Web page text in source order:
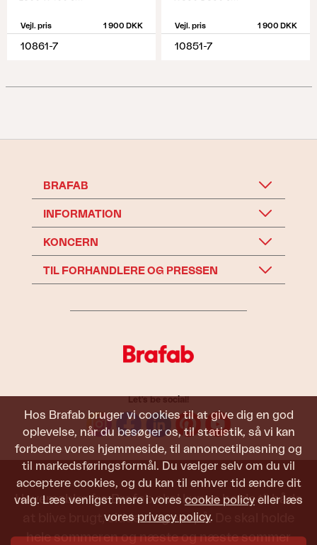
Hos Brafab bruger vi cookies til at give dig en god
oplevelse, når du besøger os, til statistik, så vi kan
forbedre vores hjemmeside, til annoncetilpasning og
til markedsføringsformål. Du vælger selv om du vil
acceptere cookies, og du kan til enhver tid ændre dit
valg. Læs venligst mere i vores cookie policy eller læs
vores privacy policy.
Vejl. pris 1 900 DKK
10861-7
Vejl. pris 1 900 DKK
10851-7
BRAFAB
INFORMATION
KONCERN
TIL FORHANDLERE OG PRESSEN
Let's be social!
Havemøbler fra Brafab skal kunne holde til både
at blive brugt, siddet i og set på. De skal holde
hele sommeren og næste og næste sommer